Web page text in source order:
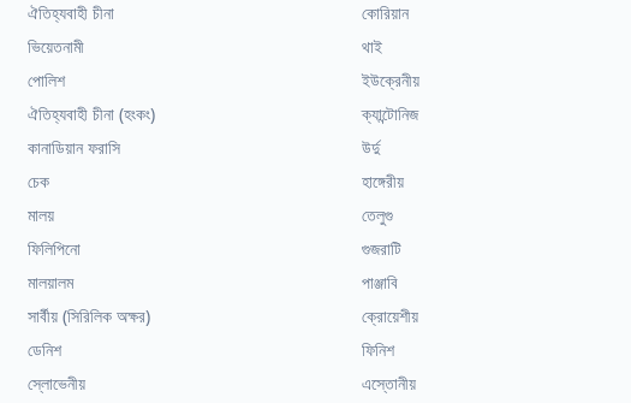
ঐতিহ্যবাহী চীনা কোরিয়ান
ভিয়েতনামী থাই
পোলিশ ইউক্রেনীয়
ঐতিহ্যবাহী চীনা (হংকং) ক্যান্টোনিজ
কানাডিয়ান ফরাসি উর্দু
চেক হাঙ্গেরীয়
মালয় তেলুগু
ফিলিপিনো গুজরাটি
মালয়ালম পাঞ্জাবি
সার্বীয় (সিরিলিক অক্ষর) ক্রোয়েশীয়
ডেনিশ ফিনিশ
স্লোভেনীয় এস্তোনীয়